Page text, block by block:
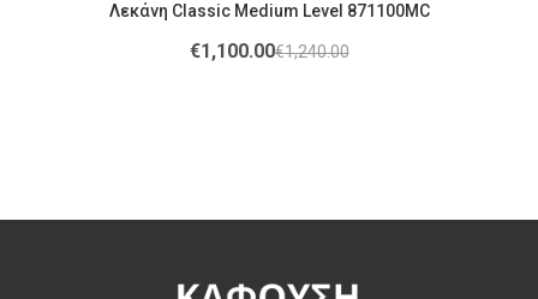
Λεκάνη Classic Medium Level 871100MC
€1,240.00
€1,100.00